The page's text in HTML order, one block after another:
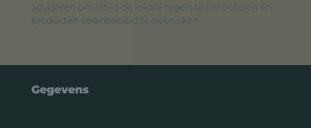
adviseren om altijd de lokale regels te controleren en
producten verantwoord te gebruiken.
Gegevens